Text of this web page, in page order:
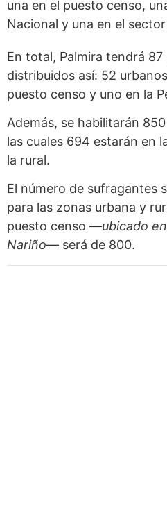
una en el puesto censo,
Nacional y una en el
En total, Palmira tendrá
distribuidos así: 52
puesto censo y uno en la
Además, se habilitarán
las cuales 694 estarán en
la rural.
El número de sufragantes
para las zonas urbana y
puesto censo —ubicado
Nariño— será de 800.